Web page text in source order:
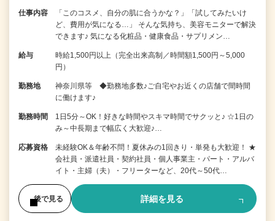
仕事内容
「このコスメ、自分の肌に合うかな？」「試してみたいけ
ど、費用が気になる…」 そんな気持ち、美容モニターで解決
できます♪ 気になる化粧品・健康食品・サプリメン…
給与
時給1,500円以上（完全出来高制／時間額1,500円～5,000
円）
勤務地
神奈川県等 ◆勤務地多数♪ご自宅やお近くの店舗で間時間
に働けます♪
勤務時間
1日5分～OK！好きな時間やスキマ時間でサクッと♪ ☆1日の
み～中長期まで幅広く大歓迎♪…
応募資格
未経験OK＆年齢不問！夏休みの1回きり・単発も大歓迎！ ★
会社員・派遣社員・契約社員・個人事業主・パート・アルバ
イト・主婦（夫）・フリーターなど、20代～50代…
後で見る 詳細を見る